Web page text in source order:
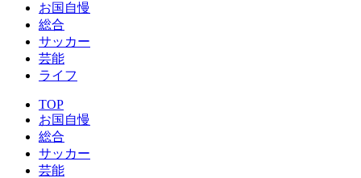
お国自慢
総合
サッカー
芸能
ライフ
TOP
お国自慢
総合
サッカー
芸能